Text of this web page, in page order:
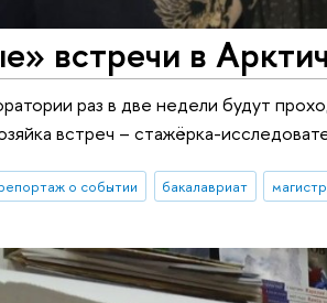
встречи в
раз в две недели будут
встреч – стажёрка-
о событии бакалавриат